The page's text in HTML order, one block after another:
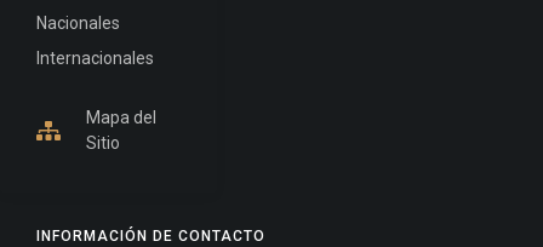
INFORMACIÓN DE CONTACTO
Nacionales
Internacionales
Mapa del
Sitio